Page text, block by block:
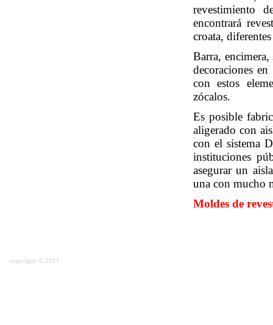
revestimiento
encontrará
croata,
Barra, encimera,
decoraciones
con estos
zócalos.
Es posible
aligerado con
con el sistema
instituciones
asegurar un
una con mucho
Moldes de
copyright © 2011.